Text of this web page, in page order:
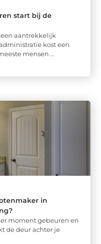
start bij de
aantrekkelijk
kost een
mensen ...
in
moment gebeuren en
de deur achter je